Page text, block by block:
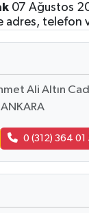
07 Ağustos
adres, telefon
Ali Altın
0 (312) 364 01